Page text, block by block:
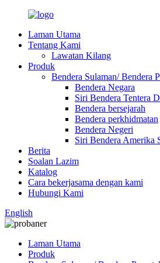
Laman Utama
Tentang Kami
Lawatan Kilang
Produk
Bendera Sulaman/ Bendera
Bendera Negara
Siri Bendera Tentera
Bendera bersejarah
Bendera perkhidmatan
Bendera Negeri
Siri Bendera Amerika
Berita
Soalan Lazim
Katalog
Cara bekerjasama dengan kami
Hubungi Kami
English
Laman Utama
Produk